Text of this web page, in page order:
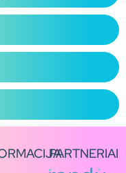
PARTNERIAI